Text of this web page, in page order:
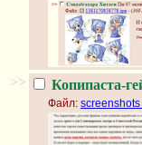
>> Копипаста-
Файл: